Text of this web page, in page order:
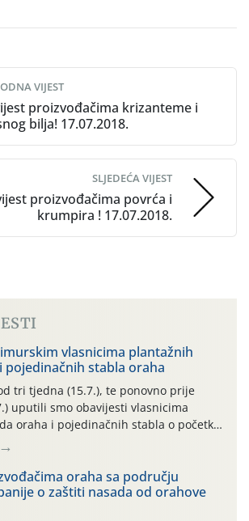
VIJEST
proizvođačima krizanteme i
bilja! 17.07.2018.
SLJEDEĆA VIJEST
proizvođačima povrća i
krumpira ! 17.07.2018.
vlasnicima plantažnih
pojedinačnih stabla oraha
tri tjedna (15.7.), te ponovno prije
uputili smo obavijesti vlasnicima
oraha i pojedinačnih stabla o početku
potrebi usmjerenog suzbijanja
completa)! Već dvanaest dana
“toplinski udar”, koji naročito
dana (31.7.-05.8.), jer najviše
svakodnevno […]
oraha sa području
o zaštiti nasada od orahove